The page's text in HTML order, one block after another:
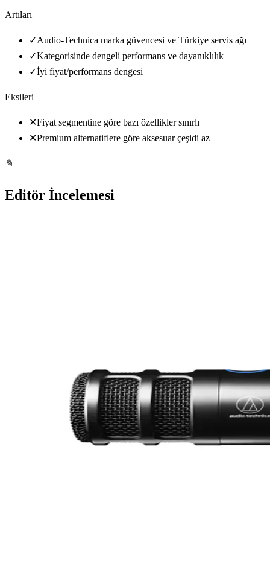
Artıları
✓Audio-Technica marka güvencesi ve Türkiye servis ağı
✓Kategorisinde dengeli performans ve dayanıklılık
✓İyi fiyat/performans dengesi
Eksileri
✕Fiyat segmentine göre bazı özellikler sınırlı
✕Premium alternatiflere göre aksesuar çeşidi az
✎
Editör İncelemesi